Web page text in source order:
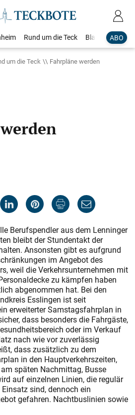
ABO
Rund um die Teck Blaulicht
um die Teck
Fahrpläne werden
Berufspendler aus dem Lenninger
bleibt der Stundentakt der
Ansonsten gibt es aufgrund
im Angebot des
weil die Verkehrsunternehmen mit
zu kämpfen haben
abgenommen hat. Bei den
Esslingen ist seit
erweiterter Samstagsfahrplan in
dass besonders die Fahrgäste,
oder im Verkauf
nach wie vor zuverlässig
dass zusätzlich zu dem
in den Hauptverkehrszeiten,
späten Nachmittag, Busse
auf einzelnen Linien, die regulär
sind, dennoch ein
gefahren. Nachtbuslinien sowie